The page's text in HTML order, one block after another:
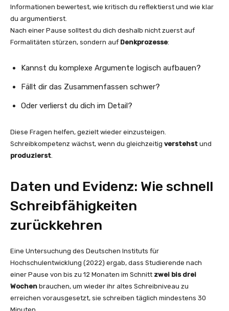
Informationen bewertest, wie kritisch du reflektierst und wie klar
du argumentierst.
Nach einer Pause solltest du dich deshalb nicht zuerst auf
Formalitäten stürzen, sondern auf Denkprozesse:
Kannst du komplexe Argumente logisch aufbauen?
Fällt dir das Zusammenfassen schwer?
Oder verlierst du dich im Detail?
Diese Fragen helfen, gezielt wieder einzusteigen.
Schreibkompetenz wächst, wenn du gleichzeitig verstehst und
produzierst.
Daten und Evidenz: Wie schnell
Schreibfähigkeiten
zurückkehren
Eine Untersuchung des Deutschen Instituts für
Hochschulentwicklung (2022) ergab, dass Studierende nach
einer Pause von bis zu 12 Monaten im Schnitt zwei bis drei
Wochen brauchen, um wieder ihr altes Schreibniveau zu
erreichen vorausgesetzt, sie schreiben täglich mindestens 30